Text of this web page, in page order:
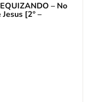
– No
[2º –